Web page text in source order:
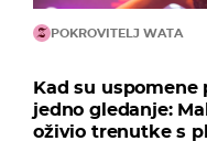
POKROVITELJ WATA
Kad su uspomene
jedno gledanje:
oživio trenutke s